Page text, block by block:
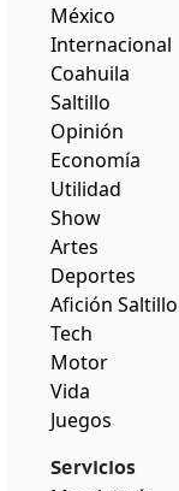
México
Internacional
Coahuila
Saltillo
Opinión
Economía
Utilidad
Show
Artes
Deportes
Afición Saltillo
Tech
Motor
Vida
Juegos
Servicios